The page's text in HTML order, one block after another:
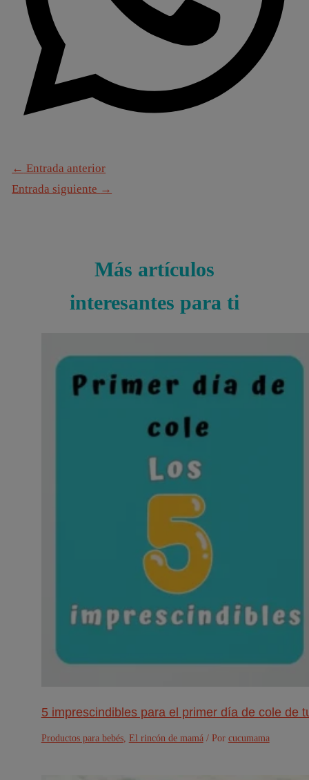
← Entrada anterior
Entrada siguiente →
Más artículos
interesantes para ti
5 imprescindibles para el primer día de cole de
Productos para bebés, El rincón de mamá / Por cucumama